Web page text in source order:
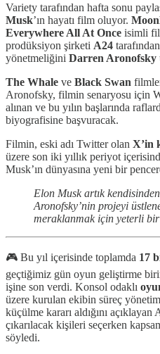
Variety tarafından hafta sonu
Musk’ın hayatı film oluyor.
Everywhere All At Once isimli
prodüksiyon şirketi A24
yönetmeliğini Darren Aronofsky
The Whale ve Black Swan
Aronofsky, filmin senaryosu için
alınan ve bu yılın başlarında
biyografisine başvuracak.
Filmin, eski adı Twitter olan X’in
üzere son iki yıllık periyot
Musk’ın dünyasına yeni bir
Elon Musk artık
Aronofsky’nin projeyi
meraklanmak için yeterli bir
🎮 Bu yıl içerisinde toplamda 17
geçtiğimiz gün oyun geliştirme
işine son verdi. Konsol odaklı
üzere kurulan ekibin süreç
küçülme kararı aldığını
çıkarılacak kişileri seçerken
söyledi.